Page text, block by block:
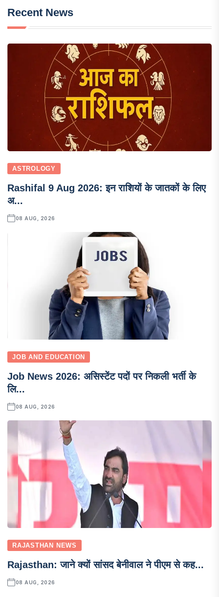
Recent News
ASTROLOGY
Rashifal 9 Aug 2026: इन राशियों के जातकों के लिए
अ...
08 AUG, 2026
JOB AND EDUCATION
Job News 2026: असिस्टेंट पदों पर निकली भर्ती के
लि...
08 AUG, 2026
RAJASTHAN NEWS
Rajasthan: जाने क्यों सांसद बेनीवाल ने पीएम से कह...
08 AUG, 2026